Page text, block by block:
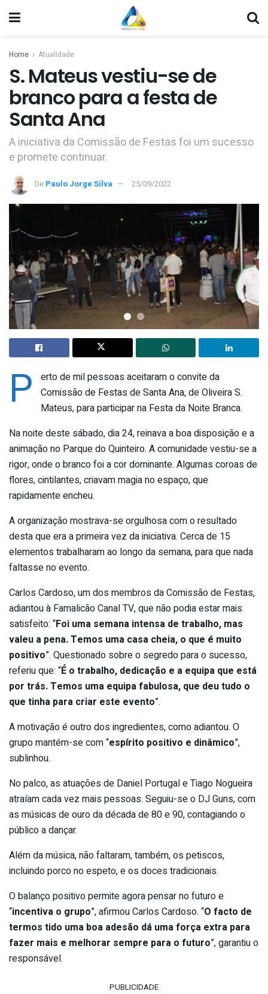
Home Atualidade
S. Mateus vestiu-se de
branco para a festa de
Santa Ana
A iniciativa da Comissão de Festas foi um sucesso
e promete continuar.
De Paulo Jorge Silva 25/09/2022
P
erto de mil pessoas aceitaram o convite da
Comissão de Festas de Santa Ana, de Oliveira S.
Mateus, para participar na Festa da Noite Branca.
Na noite deste sábado, dia 24, reinava a boa disposição e a
animação no Parque do Quinteiro. A comunidade vestiu-se a
rigor, onde o branco foi a cor dominante. Algumas coroas de
flores, cintilantes, criavam magia no espaço, que
rapidamente encheu.
A organização mostrava-se orgulhosa com o resultado
desta que era a primeira vez da iniciativa. Cerca de 15
elementos trabalharam ao longo da semana, para que nada
faltasse no evento.
Carlos Cardoso, um dos membros da Comissão de Festas,
adiantou à Famalicão Canal TV, que não podia estar mais
satisfeito: “Foi uma semana intensa de trabalho, mas
valeu a pena. Temos uma casa cheia, o que é muito
positivo”. Questionado sobre o segredo para o sucesso,
referiu que: “É o trabalho, dedicação e a equipa que está
por trás. Temos uma equipa fabulosa, que deu tudo o
que tinha para criar este evento”.
A motivação é outro dos ingredientes, como adiantou. O
grupo mantém-se com “espírito positivo e dinâmico”,
sublinhou.
No palco, as atuações de Daniel Portugal e Tiago Nogueira
atraíam cada vez mais pessoas. Seguiu-se o DJ Guns, com
as músicas de ouro da década de 80 e 90, contagiando o
público a dançar.
Além da música, não faltaram, também, os petiscos,
incluindo porco no espeto, e os doces tradicionais.
O balanço positivo permite agora pensar no futuro e
“incentiva o grupo”, afirmou Carlos Cardoso. “O facto de
termos tido uma boa adesão dá uma força extra para
fazer mais e melhorar sempre para o futuro”, garantiu o
responsável.
PUBLICIDADE